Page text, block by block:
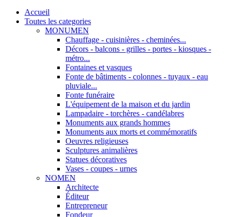
Accueil
Toutes les categories
MONUMEN
Chauffage - cuisinières - cheminées...
Décors - balcons - grilles - portes - kiosques -
métro...
Fontaines et vasques
Fonte de bâtiments - colonnes - tuyaux - eau
pluviale...
Fonte funéraire
L'équipement de la maison et du jardin
Lampadaire - torchères - candélabres
Monuments aux grands hommes
Monuments aux morts et commémoratifs
Oeuvres religieuses
Sculptures animalières
Statues décoratives
Vases - coupes - urnes
NOMEN
Architecte
Éditeur
Entrepreneur
Fondeur